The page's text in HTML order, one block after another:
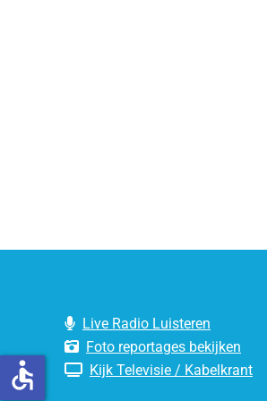
Live Radio Luisteren
Foto reportages bekijken
Kijk Televisie / Kabelkrant
accessible